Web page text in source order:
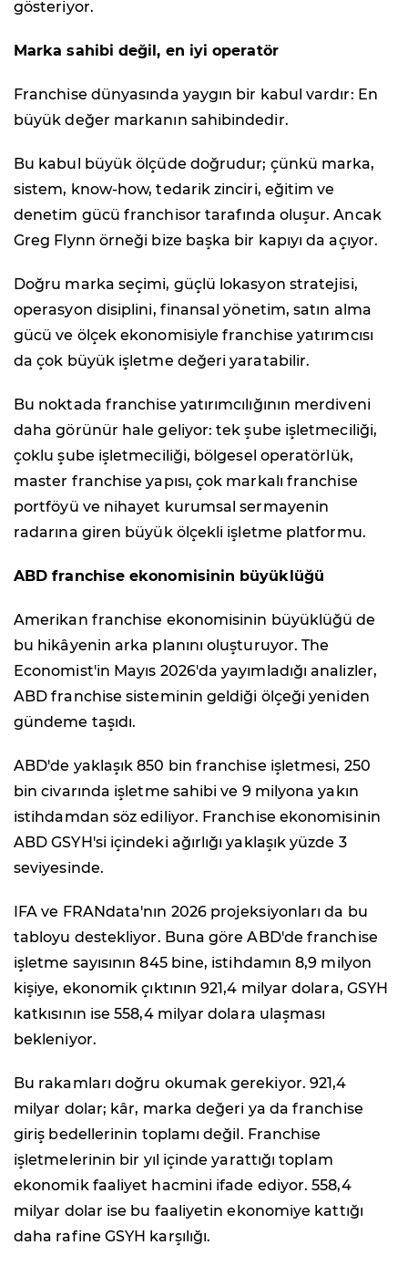
gösteriyor.
Marka sahibi değil, en iyi operatör
Franchise dünyasında yaygın bir kabul vardır: En
büyük değer markanın sahibindedir.
Bu kabul büyük ölçüde doğrudur; çünkü marka,
sistem, know-how, tedarik zinciri, eğitim ve
denetim gücü franchisor tarafında oluşur. Ancak
Greg Flynn örneği bize başka bir kapıyı da açıyor.
Doğru marka seçimi, güçlü lokasyon stratejisi,
operasyon disiplini, finansal yönetim, satın alma
gücü ve ölçek ekonomisiyle franchise yatırımcısı
da çok büyük işletme değeri yaratabilir.
Bu noktada franchise yatırımcılığının merdiveni
daha görünür hale geliyor: tek şube işletmeciliği,
çoklu şube işletmeciliği, bölgesel operatörlük,
master franchise yapısı, çok markalı franchise
portföyü ve nihayet kurumsal sermayenin
radarına giren büyük ölçekli işletme platformu.
ABD franchise ekonomisinin büyüklüğü
Amerikan franchise ekonomisinin büyüklüğü de
bu hikâyenin arka planını oluşturuyor. The
Economist'in Mayıs 2026'da yayımladığı analizler,
ABD franchise sisteminin geldiği ölçeği yeniden
gündeme taşıdı.
ABD'de yaklaşık 850 bin franchise işletmesi, 250
bin civarında işletme sahibi ve 9 milyona yakın
istihdamdan söz ediliyor. Franchise ekonomisinin
ABD GSYH'si içindeki ağırlığı yaklaşık yüzde 3
seviyesinde.
IFA ve FRANdata'nın 2026 projeksiyonları da bu
tabloyu destekliyor. Buna göre ABD'de franchise
işletme sayısının 845 bine, istihdamın 8,9 milyon
kişiye, ekonomik çıktının 921,4 milyar dolara, GSYH
katkısının ise 558,4 milyar dolara ulaşması
bekleniyor.
Bu rakamları doğru okumak gerekiyor. 921,4
milyar dolar; kâr, marka değeri ya da franchise
giriş bedellerinin toplamı değil. Franchise
işletmelerinin bir yıl içinde yarattığı toplam
ekonomik faaliyet hacmini ifade ediyor. 558,4
milyar dolar ise bu faaliyetin ekonomiye kattığı
daha rafine GSYH karşılığı.